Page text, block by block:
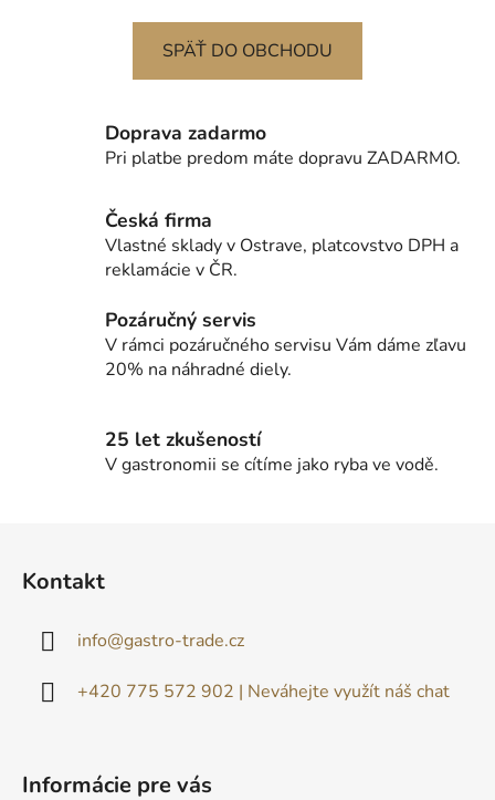
SPÄŤ DO OBCHODU
Doprava zadarmo
Pri platbe predom máte dopravu ZADARMO.
Česká firma
Vlastné sklady v Ostrave, platcovstvo DPH a
reklamácie v ČR.
Pozáručný servis
V rámci pozáručného servisu Vám dáme zľavu
20% na náhradné diely.
25 let zkušeností
V gastronomii se cítíme jako ryba ve vodě.
Kontakt
info@gastro-trade.cz
+420 775 572 902 | Neváhejte využít náš chat
Informácie pre vás